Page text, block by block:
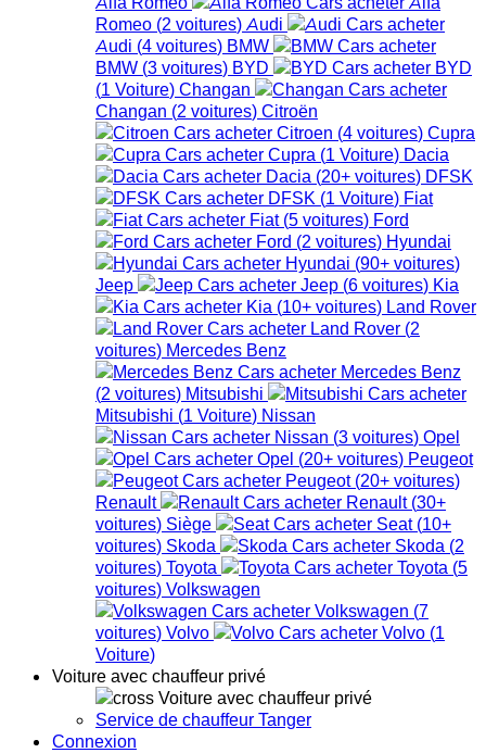
Romeo (2 voitures) Audi
Audi (4 voitures) BMW
BMW (3 voitures) BYD
BYD
(1 Voiture) Changan
Changan (2 voitures) Citroën
Citroen (4 voitures) Cupra
Cupra (1 Voiture) Dacia
Dacia (20+ voitures) DFSK
DFSK (1 Voiture) Fiat
Fiat (5 voitures) Ford
Ford (2 voitures) Hyundai
Hyundai (90+ voitures)
Jeep
Jeep (6 voitures) Kia
Kia (10+ voitures) Land Rover
Land Rover (2
voitures) Mercedes Benz
Mercedes Benz
(2 voitures) Mitsubishi
Mitsubishi (1 Voiture) Nissan
Nissan (3 voitures) Opel
Opel (20+ voitures) Peugeot
Peugeot (20+ voitures)
Renault
Renault (30+
voitures) Siège Seat (10+
voitures) Skoda Skoda (2
voitures) Toyota Toyota (5
voitures) Volkswagen
Volkswagen (7
voitures) Volvo Volvo (1
Voiture)
Voiture avec chauffeur privé
Voiture avec chauffeur privé
Service de chauffeur Tanger
Connexion